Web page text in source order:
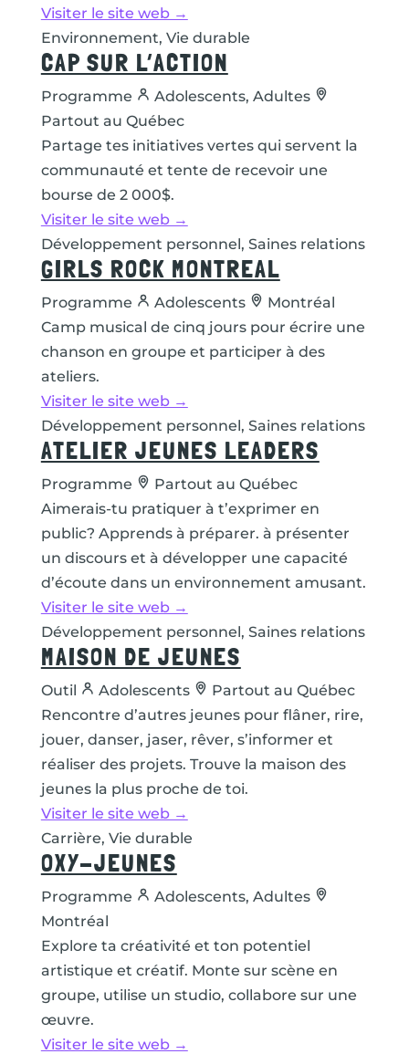
Visiter le site web →
Environnement, Vie durable
CAP SUR L’ACTION
Programme
Adolescents, Adultes
Partout au Québec
Partage tes initiatives vertes qui servent la
communauté et tente de recevoir une
bourse de 2 000$.
Visiter le site web →
Développement personnel, Saines relations
GIRLS ROCK MONTREAL
Programme Adolescents
Montréal
Camp musical de cinq jours pour écrire une
chanson en groupe et participer à des
ateliers.
Visiter le site web →
Développement personnel, Saines relations
ATELIER JEUNES LEADERS
Programme
Partout au Québec
Aimerais-tu pratiquer à t’exprimer en
public? Apprends à préparer. à présenter
un discours et à développer une capacité
d’écoute dans un environnement amusant.
Visiter le site web →
Développement personnel, Saines relations
MAISON DE JEUNES
Outil Adolescents
Partout au Québec
Rencontre d’autres jeunes pour flâner, rire,
jouer, danser, jaser, rêver, s’informer et
réaliser des projets. Trouve la maison des
jeunes la plus proche de toi.
Visiter le site web →
Carrière, Vie durable
OXY-JEUNES
Programme
Adolescents, Adultes
Montréal
Explore ta créativité et ton potentiel
artistique et créatif. Monte sur scène en
groupe, utilise un studio, collabore sur une
œuvre.
Visiter le site web →